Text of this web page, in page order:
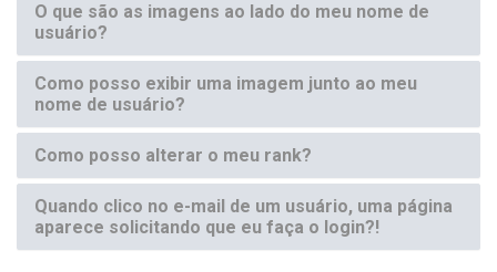
O que são as imagens ao lado do meu nome de
usuário?
Como posso exibir uma imagem junto ao meu
nome de usuário?
Como posso alterar o meu rank?
Quando clico no e-mail de um usuário, uma página
aparece solicitando que eu faça o login?!